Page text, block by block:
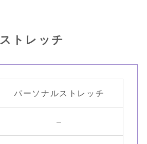
ストレッチ
パーソナルストレッチ
–